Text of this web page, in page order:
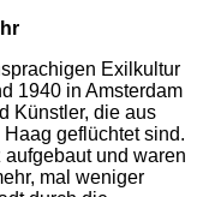
Exilkultur
1940 in Amsterdam
Künstler, die aus
geflüchtet sind.
und waren
mal weniger